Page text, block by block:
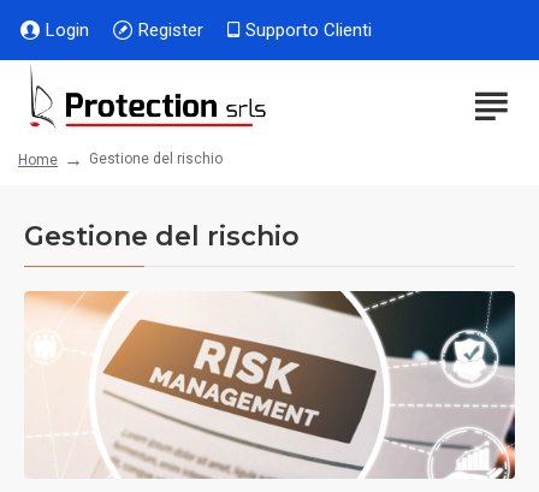
Login Register Supporto Clienti
Home Gestione del rischio
Gestione del rischio